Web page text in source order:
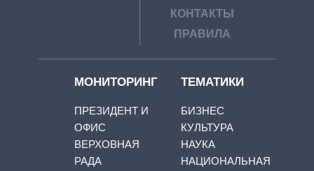
КОНТАКТЫ
ПРАВИЛА
МОНИТОРИНГ
ПРЕЗИДЕНТ И
ОФИС
ВЕРХОВНАЯ
РАДА
ТЕМАТИКИ
БИЗНЕС
КУЛЬТУРА
НАУКА
НАЦИОНАЛЬНАЯ